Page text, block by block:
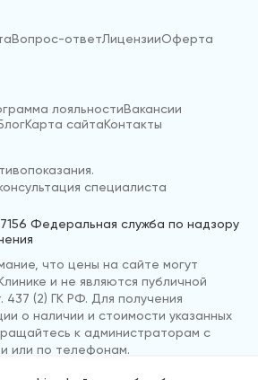
Вопрос-ответЛицензииОферта
лояльностиВакансии
Карта сайтаКонтакты
специалиста
Федеральная служба по надзору
что цены на сайте могут
и не являются публичной
(2) ГК РФ. Для получения
о наличии и стоимости указанных
к администраторам с
или по телефонам.